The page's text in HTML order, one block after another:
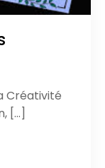
Créativité
[…]